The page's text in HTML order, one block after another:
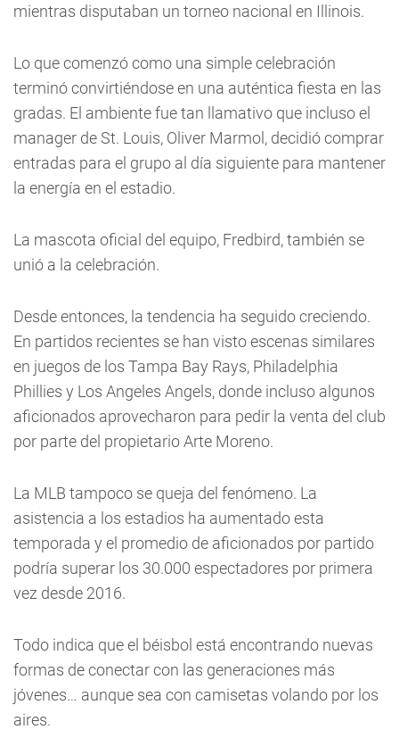
mientras disputaban un torneo nacional en Illinois.
Lo que comenzó como una simple celebración
terminó convirtiéndose en una auténtica fiesta en las
gradas. El ambiente fue tan llamativo que incluso el
manager de St. Louis, Oliver Marmol, decidió comprar
entradas para el grupo al día siguiente para mantener
la energía en el estadio.
La mascota oficial del equipo, Fredbird, también se
unió a la celebración.
Desde entonces, la tendencia ha seguido creciendo.
En partidos recientes se han visto escenas similares
en juegos de los Tampa Bay Rays, Philadelphia
Phillies y Los Angeles Angels, donde incluso algunos
aficionados aprovecharon para pedir la venta del club
por parte del propietario Arte Moreno.
La MLB tampoco se queja del fenómeno. La
asistencia a los estadios ha aumentado esta
temporada y el promedio de aficionados por partido
podría superar los 30.000 espectadores por primera
vez desde 2016.
Todo indica que el béisbol está encontrando nuevas
formas de conectar con las generaciones más
jóvenes… aunque sea con camisetas volando por los
aires.